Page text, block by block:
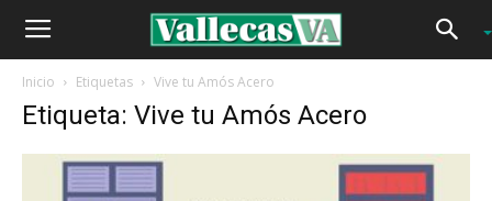
Inicio Etiquetas Vive tu Amós Acero
Etiqueta: Vive tu Amós Acero